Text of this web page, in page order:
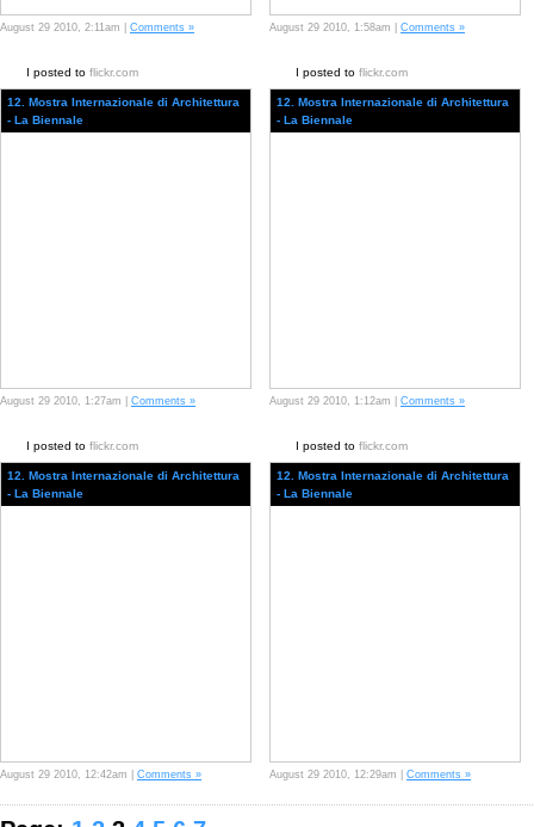
August 29 2010, 2:11am | Comments » August 29 2010, 1:58am | Comments »
I posted to flickr.com
12. Mostra Internazionale di Architettura
- La Biennale
August 29 2010, 1:27am | Comments »
I posted to flickr.com
12. Mostra Internazionale di Architettura
- La Biennale
August 29 2010, 1:12am | Comments »
I posted to flickr.com
12. Mostra Internazionale di Architettura
- La Biennale
August 29 2010, 12:42am | Comments »
I posted to flickr.com
12. Mostra Internazionale di Architettura
- La Biennale
August 29 2010, 12:29am | Comments »